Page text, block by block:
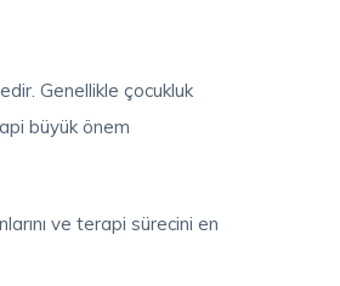
Genellikle çocukluk
büyük önem
ve terapi sürecini en